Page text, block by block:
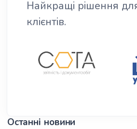
Найкращі рішення
клієнтів.
Останні новини